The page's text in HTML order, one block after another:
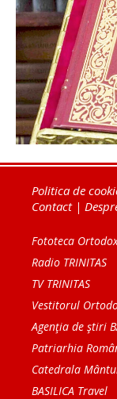
Politica de
Contact|
Fototeca
Radio TRINITAS
TV TRINITAS
Vestitorul
Agenţia de ştiri
Patriarhia
Catedrala
BASILICA Travel